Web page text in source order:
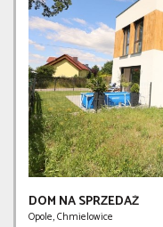
DOM NA SPRZEDAŻ
Opole, Chmielowice